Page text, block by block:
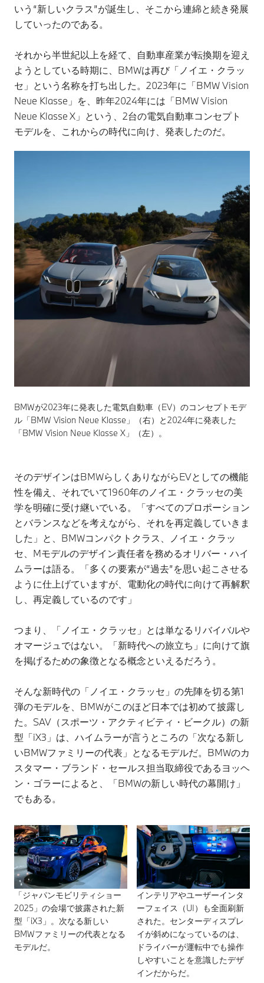
いう“新しいクラス”が誕生し、そこから連綿と続き発展
していったのである。
それから半世紀以上を経て、自動車産業が転換期を迎え
ようとしている時期に、BMWは再び「ノイエ・クラッ
セ」という名称を打ち出した。2023年に「BMW Vision
Neue Klasse」を、昨年2024年には「BMW Vision
Neue Klasse X」という、2台の電気自動車コンセプト
モデルを、これからの時代に向け、発表したのだ。
BMWが2023年に発表した電気自動車（EV）のコンセプトモデ
ル「BMW Vision Neue Klasse」（右）と2024年に発表した
「BMW Vision Neue Klasse X」（左）。
そのデザインはBMWらしくありながらEVとしての機能
性を備え、それでいて1960年のノイエ・クラッセの美
学を明確に受け継いでいる。「すべてのプロポーション
とバランスなどを考えながら、それを再定義していきま
した」と、BMWコンパクトクラス、ノイエ・クラッ
セ、Mモデルのデザイン責任者を務めるオリバー・ハイ
ムラーは語る。「多くの要素が“過去”を思い起こさせる
ように仕上げていますが、電動化の時代に向けて再解釈
し、再定義しているのです」
つまり、「ノイエ・クラッセ」とは単なるリバイバルや
オマージュではない。「新時代への旅立ち」に向けて旗
を掲げるための象徴となる概念といえるだろう。
そんな新時代の「ノイエ・クラッセ」の先陣を切る第1
弾のモデルを、BMWがこのほど日本では初めて披露し
た。SAV（スポーツ・アクティビティ・ビークル）の新
型「iX3」は、ハイムラーが言うところの「次なる新し
いBMWファミリーの代表」となるモデルだ。BMWのカ
スタマー・ブランド・セールス担当取締役であるヨッヘ
ン・ゴラーによると、「BMWの新しい時代の幕開け」
でもある。
「ジャパンモビリティショー
2025」の会場で披露された新
型「iX3」。次なる新しい
BMWファミリーの代表となる
モデルだ。
インテリアやユーザーインタ
ーフェイス（UI）も全面刷新
された。センターディスプレ
イが斜めになっているのは、
ドライバーが運転中でも操作
しやすいことを意識したデザ
インだからだ。